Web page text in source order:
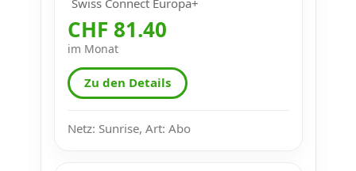
CHF 81.40
im Monat
Zu den Details
Netz: Sunrise, Art: Abo